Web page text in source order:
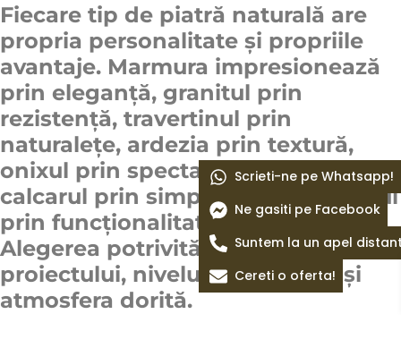
Fiecare tip de piatră naturală are
propria personalitate și propriile
avantaje. Marmura impresionează
prin eleganță, granitul prin
rezistență, travertinul prin
naturalețe, ardezia prin textură,
onixul prin spectaculozitate,
calcarul prin simplitate, iar quartzul
prin funcționalitate modernă.
Alegerea potrivită depinde de stilul
proiectului, nivelul de utilizare și
atmosfera dorită.
Scrieti-ne pe Whatsapp!
Ne gasiti pe Facebook
Suntem la un apel
Cereti o oferta!